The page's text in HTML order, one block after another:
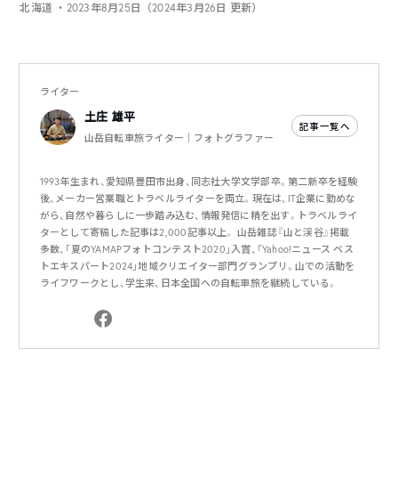
北海道 ・2023年8月25日（2024年3月26日 更新）
ライター
土庄 雄平
山岳自転車旅ライター｜フォトグラファー
記事一覧へ
1993年生まれ、愛知県豊田市出身、同志社大学文学部卒。第二新卒を経験
後、メーカー営業職とトラベルライターを両立。現在は、IT企業に勤めな
がら、自然や暮らしに一歩踏み込む、情報発信に精を出す。トラベルライ
ターとして寄稿した記事は2,000記事以上。 山岳雑誌『山と渓谷』掲載
多数、「夏のYAMAPフォトコンテスト2020」入賞、「Yahoo!ニュース ベス
トエキスパート2024」地域クリエイター部門グランプリ。山での活動を
ライフワークとし、学生来、日本全国への自転車旅を継続している。